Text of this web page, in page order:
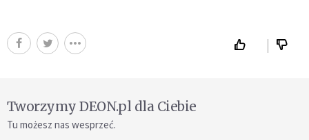
Tworzymy DEON.pl dla Ciebie
Tu możesz nas wesprzeć.